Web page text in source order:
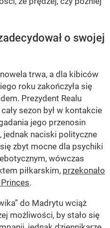
o swojej
trwa, a dla kibiców
roku zakończyła się
Prezydent Realu
sezon był w kontakcie
jego przenosin
jednak naciski polityczne
zbyt mocne dla psychiki
wówczas
piłkarskim, przekonało
.
do Madrytu wciąż
możliwości, by stało się